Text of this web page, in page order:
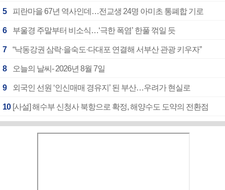
5 피란마을 67년 역사인데…전교생 24명 아미초 통폐합 기로
6 부울경 주말부터 비소식…‘극한 폭염’ 한풀 꺾일 듯
7 “낙동강권 삼락·을숙도·다대포 연결해 서부산 관광 키우자”
8 오늘의 날씨- 2026년 8월 7일
9 외국인 선원 ‘인신매매 경유지’ 된 부산…우려가 현실로
10 [사설] 해수부 신청사 북항으로 확정, 해양수도 도약의 전환점